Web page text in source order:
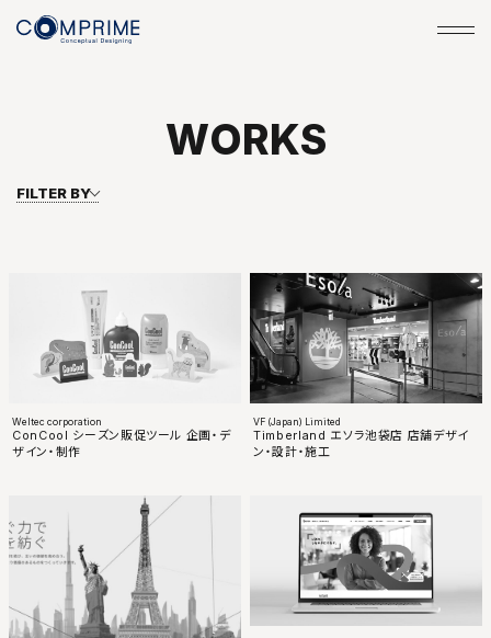
WORKS
FILTER BY
Weltec corporation
ConCool シーズン販促ツール 企画・デ
ザイン・制作
VF (Japan) Limited
Timberland エソラ池袋店 店舗デザイ
ン・設計・施工